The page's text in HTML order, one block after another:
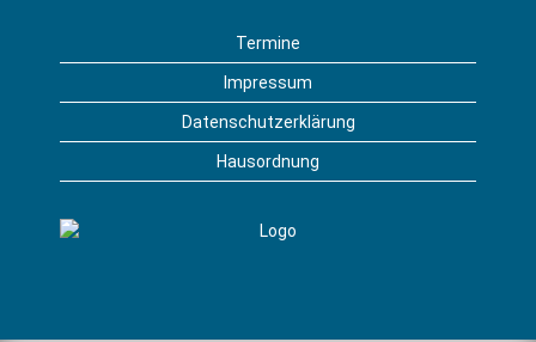
Termine
Impressum
Datenschutzerklärung
Hausordnung